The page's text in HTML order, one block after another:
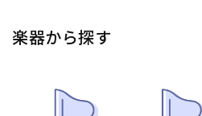
楽器から探す